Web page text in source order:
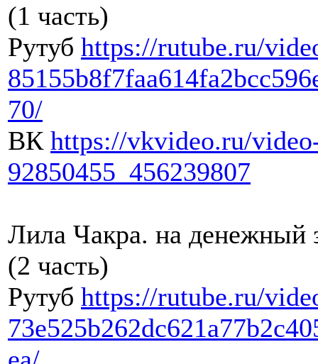
(1 часть)
Рутуб https://rutube.ru/
70/
ВК https://vkvideo.ru/
92850455_456239807
Лила Чакра. на денежный
(2 часть)
Рутуб https://rutube.ru/